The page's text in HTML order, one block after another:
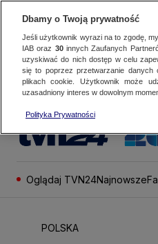
Oglądaj TVN24Najnowsze
POLSKA
Dbamy o Twoją prywatność
Jeśli użytkownik wyrazi na to zgodę,
IAB oraz 30innych Zaufanych
uzyskiwać do nich dostęp w celu
się to poprzez przetwarzanie danych
plikach cookie. Użytkownik może
uzasadniony interes w dowolnym
Polityka Prywatności